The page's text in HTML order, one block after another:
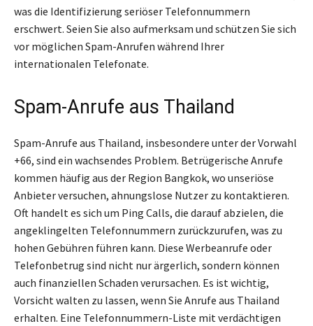
was die Identifizierung seriöser Telefonnummern
erschwert. Seien Sie also aufmerksam und schützen Sie sich
vor möglichen Spam-Anrufen während Ihrer
internationalen Telefonate.
Spam-Anrufe aus Thailand
Spam-Anrufe aus Thailand, insbesondere unter der Vorwahl
+66, sind ein wachsendes Problem. Betrügerische Anrufe
kommen häufig aus der Region Bangkok, wo unseriöse
Anbieter versuchen, ahnungslose Nutzer zu kontaktieren.
Oft handelt es sich um Ping Calls, die darauf abzielen, die
angeklingelten Telefonnummern zurückzurufen, was zu
hohen Gebühren führen kann. Diese Werbeanrufe oder
Telefonbetrug sind nicht nur ärgerlich, sondern können
auch finanziellen Schaden verursachen. Es ist wichtig,
Vorsicht walten zu lassen, wenn Sie Anrufe aus Thailand
erhalten. Eine Telefonnummern-Liste mit verdächtigen